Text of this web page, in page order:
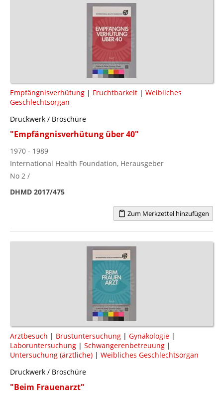
Empfängnisverhütung | Fruchtbarkeit | Weibliches
Geschlechtsorgan
Druckwerk / Broschüre
"Empfängnisverhütung über 40"
1970 - 1989
International Health Foundation, Herausgeber
No 2 /
DHMD 2017/475
Zum Merkzettel hinzufügen
Arztbesuch | Brustuntersuchung | Gynäkologie |
Laboruntersuchung | Schwangerenbetreuung |
Untersuchung (ärztliche) | Weibliches Geschlechtsorgan
Druckwerk / Broschüre
"Beim Frauenarzt"